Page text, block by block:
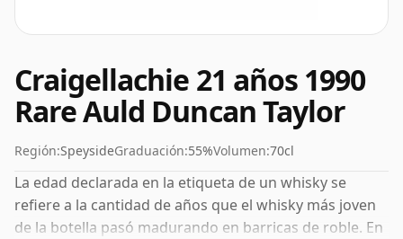
Craigellachie 21 años 1990
Rare Auld Duncan Taylor
Región:SpeysideGraduación:55%Volumen:70cl
La edad declarada en la etiqueta de un whisky se
refiere a la cantidad de años que el whisky más joven
de la botella pasó madurando en barricas de roble. En